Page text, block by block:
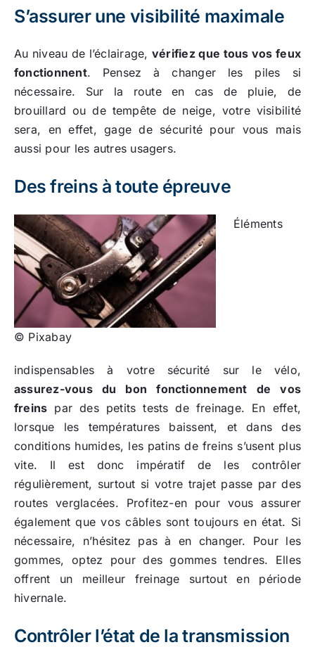
S’assurer une visibilité maximale
Au niveau de l’éclairage, vérifiez que tous vos feux
fonctionnent. Pensez à changer les piles si
nécessaire. Sur la route en cas de pluie, de
brouillard ou de tempête de neige, votre visibilité
sera, en effet, gage de sécurité pour vous mais
aussi pour les autres usagers.
Des freins à toute épreuve
© Pixabay
Éléments
indispensables à votre sécurité sur le vélo,
assurez-vous du bon fonctionnement de vos
freins par des petits tests de freinage. En effet,
lorsque les températures baissent, et dans des
conditions humides, les patins de freins s’usent plus
vite. Il est donc impératif de les contrôler
régulièrement, surtout si votre trajet passe par des
routes verglacées. Profitez-en pour vous assurer
également que vos câbles sont toujours en état. Si
nécessaire, n’hésitez pas à en changer. Pour les
gommes, optez pour des gommes tendres. Elles
offrent un meilleur freinage surtout en période
hivernale.
Contrôler l’état de la transmission